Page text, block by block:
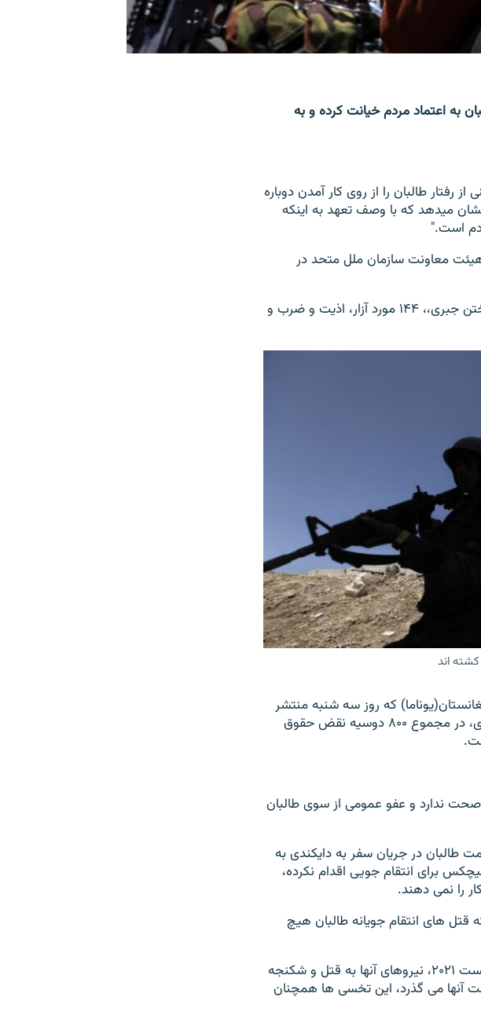
به اعتماد مردم خیانت کرده و به
طالبان را از روی کار آمدن دوباره
نشان میدهد که با وصف تعهد به اینکه
است."
هیئت معاونت سازمان ملل متحد در
"مقامات حاکم در ۲۱۸ مورد قتل صحرایی، ۱۴ مورد ناپدید ساختن جبری،، ۱۴۴ مورد آزار، اذیت و ضرب و
اند
که روز سه شنبه منتشر
شد از ۱۵ اگست سال ۲۰۲۱ میلادی تا ۳۰ جون سالجاری میلادی، در مجموع ۸۰۰ دوسیه نقض حقوق
صحت ندارد و عفو عمومی از سوی طالبان
طالبان در جریان سفر به دایکندی به
برای انتقام جویی اقدام نکرده،
را نمی دهند.
های انتقام جویانه طالبان هیچ
این نهاد در اعلامیۀ گفته از به قدرت رسیدن طالبان در ماه اگست ۲۰۲۱، نیروهای آنها به قتل و شکنجه
آنها می گذرد، این تخسی ها همچنان